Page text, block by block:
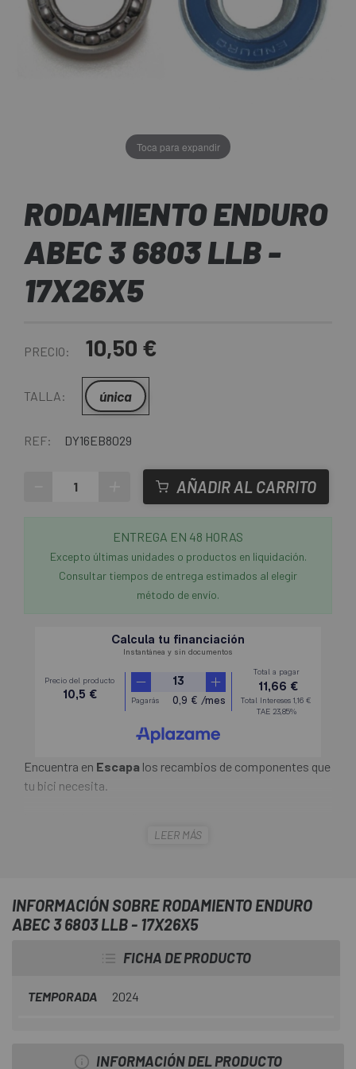
Toca para expandir
RODAMIENTO ENDURO
ABEC 3 6803 LLB -
17X26X5
PRECIO: 10,50 €
TALLA: única
REF: DY16EB8029
AÑADIR AL CARRITO
ENTREGA EN 48 HORAS
Excepto últimas unidades o productos en liquidación.
Consultar tiempos de entrega estimados al elegir
método de envío.
Encuentra en Escapa los recambios de componentes que
tu bici necesita.
rodamientos para algunos diseños de núcleos, bujes,
profunda, con bolas de grado 10, sellos de laberinto de
doble labio (LLB) para resistir el uso diario y los elementos,
y para contener el 90 % de grasa Mobilux NGLI 2 sintética
resistente al agua a alta presión.
LEER MÁS
INFORMACIÓN SOBRE RODAMIENTO ENDURO
ABEC 3 6803 LLB - 17X26X5
FICHA DE PRODUCTO
TEMPORADA 2024
INFORMACIÓN DEL PRODUCTO